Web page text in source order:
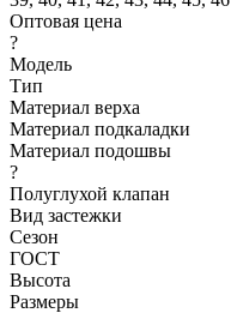
Оптовая цена
?
Модель
Тип
Материал верха
Материал подкаладки
Материал подошвы
?
Полуглухой клапан
Вид застежки
Сезон
ГОСТ
Высота
Размеры